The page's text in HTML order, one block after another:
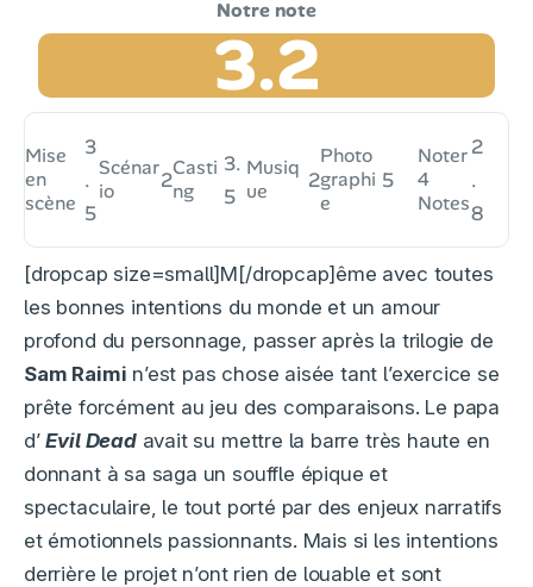
Mise
en
scène
3
.
5
Scénar
io
2Casti
ng
3.
5
Musiq
ue
2
Photo
graphi
e
5
Noter
4
Notes
2
.
8
3.2
[dropcap size=small]M[/dropcap]ême avec toutes
les bonnes intentions du monde et un amour
profond du personnage, passer après la trilogie de
Sam Raimi n’est pas chose aisée tant l’exercice se
prête forcément au jeu des comparaisons. Le papa
d’Evil Deadavait su mettre la barre très haute en
donnant à sa saga un souffle épique et
spectaculaire, le tout porté par des enjeux narratifs
et émotionnels passionnants. Mais si les intentions
derrière le projet n’ont rien de louable et sont